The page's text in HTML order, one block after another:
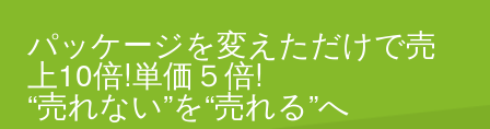
パッケージを変えただけで売
上10倍!単価５倍!
“売れない”を“売れる”へ